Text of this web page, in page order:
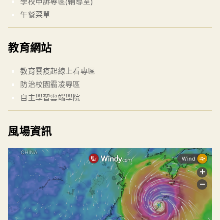
午餐菜單
教育網站
教育雲疫起線上看專區
防治校園霸凌專區
自主學習雲端學院
風場資訊